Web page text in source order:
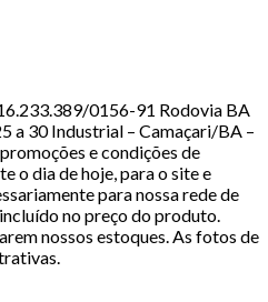
0156-91 Rodovia BA
a 30 Industrial – Camaçari/BA –
e condições de
o dia de hoje, para o site e
para nossa rede de
no preço do produto.
nossos estoques. As fotos de